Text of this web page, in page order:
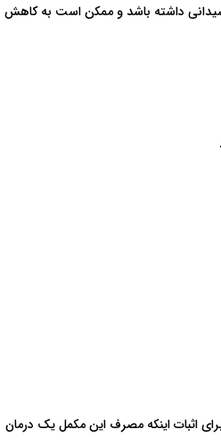
داشته باشد و ممکن است به کاهش
اثبات اینکه مصرف این مکمل یک درمان